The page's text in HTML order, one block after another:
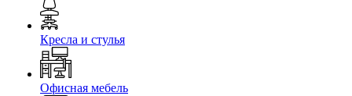
Кресла и стулья
Офисная мебель